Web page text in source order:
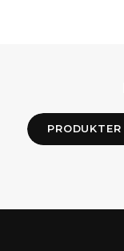
PRODUKTER